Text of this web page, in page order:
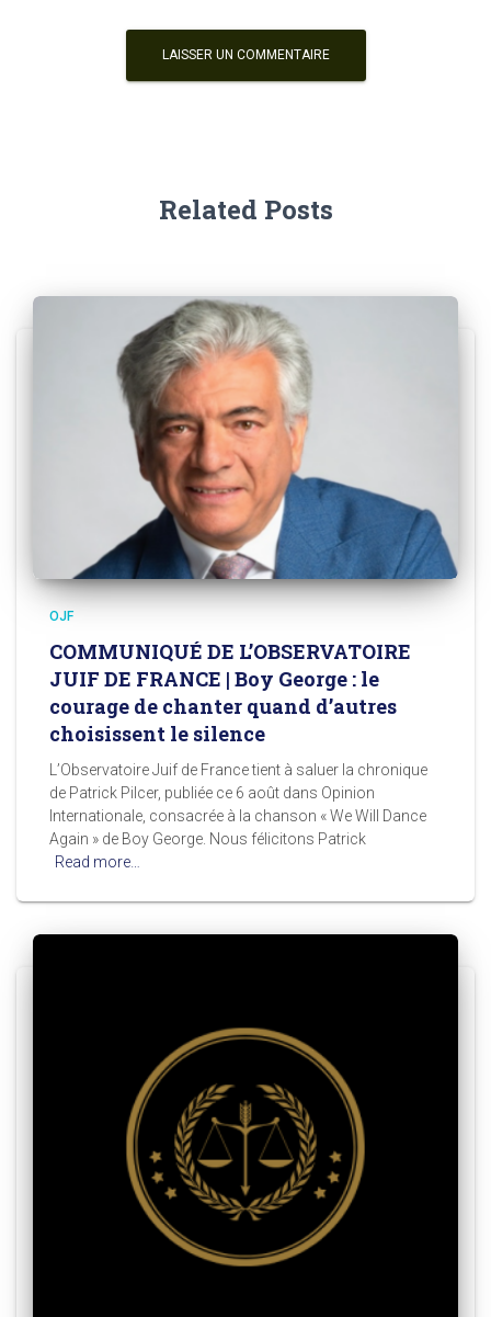
Related Posts
OJF
COMMUNIQUÉ DE L’OBSERVATOIRE
JUIF DE FRANCE | Boy George : le
courage de chanter quand d’autres
choisissent le silence
L’Observatoire Juif de France tient à saluer la chronique
de Patrick Pilcer, publiée ce 6 août dans Opinion
Internationale, consacrée à la chanson « We Will Dance
Again » de Boy George. Nous félicitons Patrick
Read more…